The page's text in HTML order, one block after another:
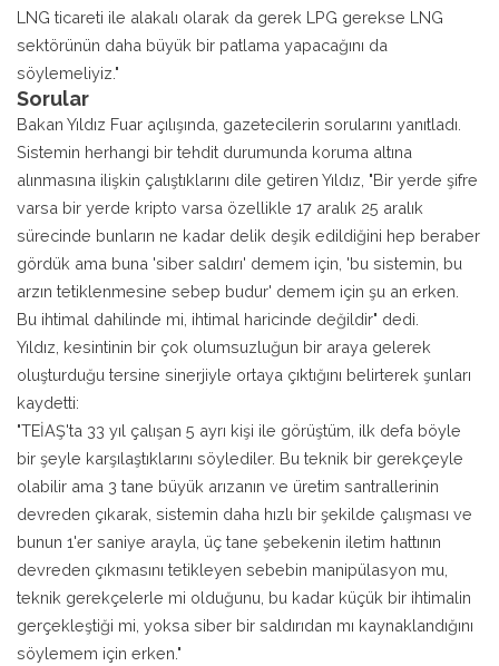
LNG ticareti ile alakalı olarak da gerek LPG gerekse LNG
sektörünün daha büyük bir patlama yapacağını da
söylemeliyiz."
Sorular
Bakan Yıldız Fuar açılışında, gazetecilerin sorularını yanıtladı.
Sistemin herhangi bir tehdit durumunda koruma altına
alınmasına ilişkin çalıştıklarını dile getiren Yıldız, "Bir yerde şifre
varsa bir yerde kripto varsa özellikle 17 aralık 25 aralık
sürecinde bunların ne kadar delik deşik edildiğini hep beraber
gördük ama buna 'siber saldırı' demem için, 'bu sistemin, bu
arzın tetiklenmesine sebep budur' demem için şu an erken.
Bu ihtimal dahilinde mi, ihtimal haricinde değildir" dedi.
Yıldız, kesintinin bir çok olumsuzluğun bir araya gelerek
oluşturduğu tersine sinerjiyle ortaya çıktığını belirterek şunları
kaydetti:
"TEİAŞ'ta 33 yıl çalışan 5 ayrı kişi ile görüştüm, ilk defa böyle
bir şeyle karşılaştıklarını söylediler. Bu teknik bir gerekçeyle
olabilir ama 3 tane büyük arızanın ve üretim santrallerinin
devreden çıkarak, sistemin daha hızlı bir şekilde çalışması ve
bunun 1'er saniye arayla, üç tane şebekenin iletim hattının
devreden çıkmasını tetikleyen sebebin manipülasyon mu,
teknik gerekçelerle mi olduğunu, bu kadar küçük bir ihtimalin
gerçekleştiği mi, yoksa siber bir saldırıdan mı kaynaklandığını
söylemem için erken."